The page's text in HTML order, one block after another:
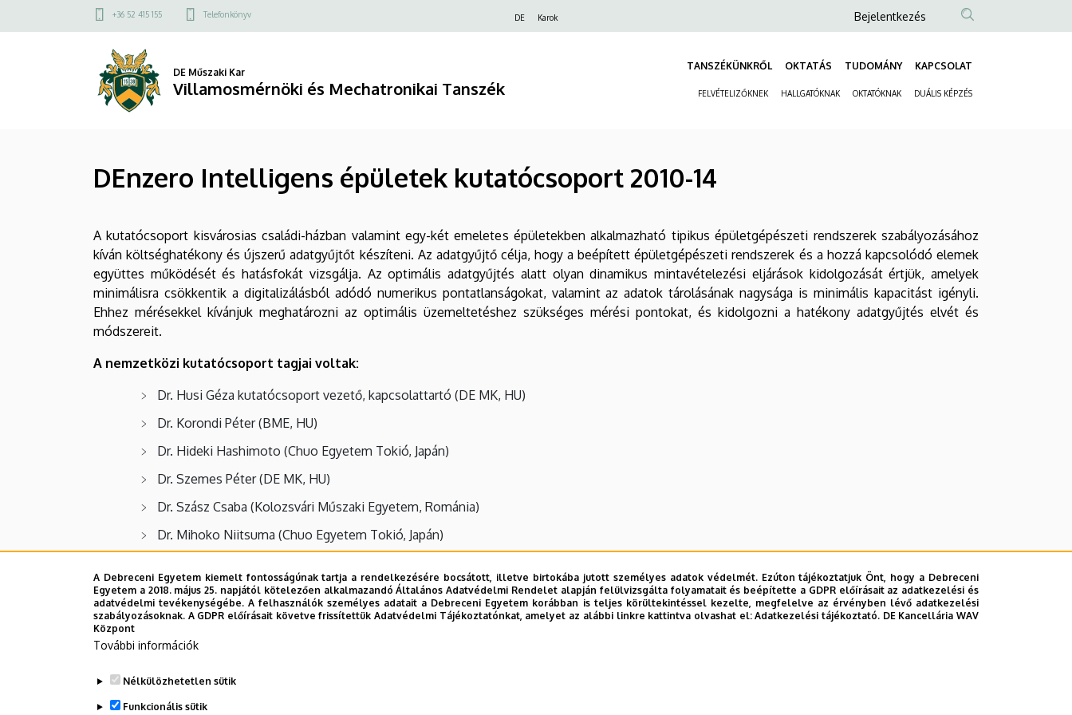
DEnzero
Intelligens
épületek
kutatócsoport
Villamosmérnöki
Mechatronikai
Tanszék
a
Felső
menü
+36 52 415 155 Telefonkönyv DE Karok
Anonim
fiók
menüje
Bejelentkezés
DE Műszaki Kar
Villamosmérnöki és Mechatronikai Tanszék
TANSZÉKÜNKRŐL OKTATÁS TUDOMÁNY KAPCSOLAT
FELVÉTELIZŐKNEK HALLGATÓKNAK OKTATÓKNAK DUÁLIS KÉPZÉS
DEnzero Intelligens épületek kutatócsoport 2010-14
A kutatócsoport kisvárosias családi-házban valamint egy-két emeletes épületekben alkalmazható tipikus épületgépészeti rendszerek szabályozásához
kíván költséghatékony és újszerű adatgyűjtőt készíteni. Az adatgyűjtő célja, hogy a beépített épületgépészeti rendszerek és a hozzá kapcsolódó elemek
együttes működését és hatásfokát vizsgálja. Az optimális adatgyűjtés alatt olyan dinamikus mintavételezési eljárások kidolgozását értjük, amelyek
minimálisra csökkentik a digitalizálásból adódó numerikus pontatlanságokat, valamint az adatok tárolásának nagysága is minimális kapacitást igényli.
Ehhez mérésekkel kívánjuk meghatározni az optimális üzemeltetéshez szükséges mérési pontokat, és kidolgozni a hatékony adatgyűjtés elvét és
módszereit.
A nemzetközi kutatócsoport tagjai voltak:
Dr. Husi Géza kutatócsoport vezető, kapcsolattartó (DE MK, HU)
Dr. Korondi Péter (BME, HU)
Dr. Hideki Hashimoto (Chuo Egyetem Tokió, Japán)
Dr. Szemes Péter (DE MK, HU)
Dr. Szász Csaba (Kolozsvári Műszaki Egyetem, Románia)
Dr. Mihoko Niitsuma (Chuo Egyetem Tokió, Japán)
Piros Sándor (DE MK, HU)
Vitéz Attila (DE MK, HU)
Darai Gyula (DE MK, HU)
Nagy István (DE MK, HU)
Dudás Éva (DE MK, HU)
A Debreceni Egyetem kiemelt fontosságúnak tartja a rendelkezésére bocsátott, illetve birtokába jutott személyes adatok védelmét. Ezúton tájékoztatjuk Önt, hogy a Debreceni
Egyetem a 2018. május 25. napjától kötelezően alkalmazandó Általános Adatvédelmi Rendelet alapján felülvizsgálta folyamatait és beépítette a GDPR előírásait az adatkezelési és
adatvédelmi tevékenységébe. A felhasználók személyes adatait a Debreceni Egyetem korábban is teljes körültekintéssel kezelte, megfelelve az érvényben lévő adatkezelési
szabályozásoknak. A GDPR előírásait követve frissítettük Adatvédelmi Tájékoztatónkat, amelyet az alábbi linkre kattintva olvashat el:Adatkezelési tájékoztató. DE Kancellária WAV
Központ
További információk
Nélkülözhetetlen sütik
Funkcionális sütik